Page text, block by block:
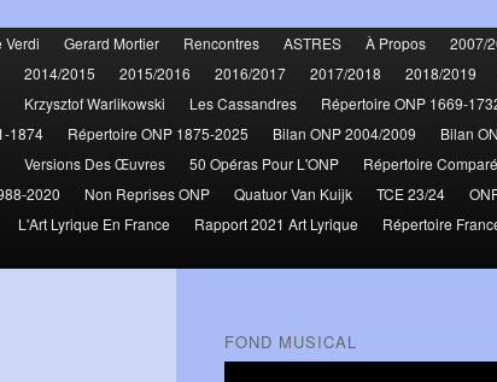
Verdi Gerard Mortier Rencontres ASTRES À Propos
2007/
2014/2015 2015/2016 2016/2017 2017/2018 2018/2019
Krzysztof Warlikowski Les Cassandres
Répertoire ONP 1669-
1874 Répertoire ONP 1875-2025 Bilan ONP 2004/2009
Bilan
Versions Des Œuvres 50 Opéras Pour L'ONP
Répertoire Comparé
2020 Non Reprises ONP Quatuor Van Kuijk TCE 23/24
L'Art Lyrique En France Rapport 2021 Art Lyrique
Répertoire
FOND MUSICAL